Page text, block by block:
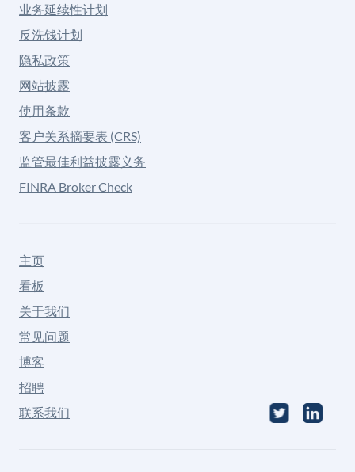
业务延续性计划
反洗钱计划
隐私政策
网站披露
使用条款
客户关系摘要表 (CRS)
监管最佳利益披露义务
FINRA Broker Check
主页
看板
关于我们
常见问题
博客
招聘
联系我们